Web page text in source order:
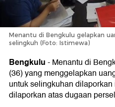
Menantu di Bengkulu gelapkan
selingkuh (Foto: Istimewa)
Bengkulu-Menantu di
(36) yang menggelapkan
untuk selingkuhan
dilaporkan atas dugaan